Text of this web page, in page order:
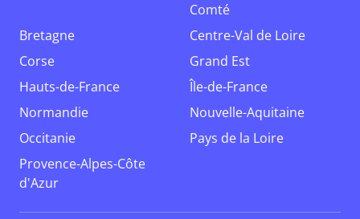
Comté
Bretagne
Centre-Val de Loire
Corse
Grand Est
Hauts-de-France
Île-de-France
Normandie
Nouvelle-Aquitaine
Occitanie
Pays de la Loire
Provence-Alpes-Côte
d'Azur